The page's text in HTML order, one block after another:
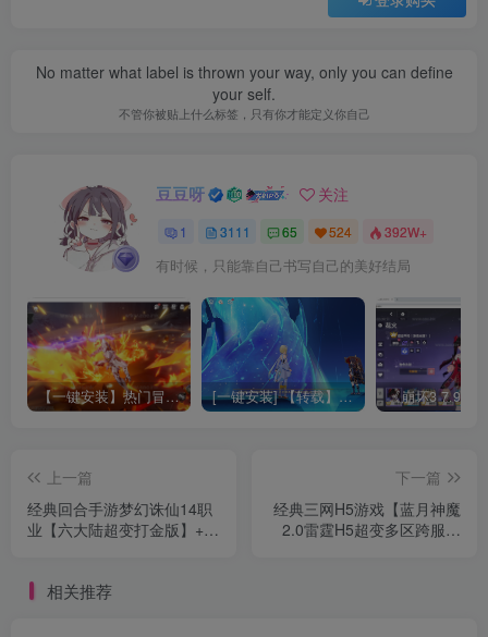
No matter what label is thrown your way, only you can define
your self.
不管你被贴上什么标签，只有你才能定义你自己
豆豆呀 关注
1 3111 65 524 392W+
有时候，只能靠自己书写自己的美好结局
【一键安装】热门冒险策略类游戏崩坏：星穹铁道全新2.3版本一键端+一键代理+一键启动+免虚拟机 [一键安装] 【转载】原神3.4真端服务端+源码+配套客户端+详尽说明+GM工具+源码说明文件
上一篇
经典回合手游梦幻诛仙14职
业【六大陆超变打金版】+安
下一篇
经典三网H5游戏【蓝月神魔
2.0雷霆H5超变多区跨服多
相关推荐